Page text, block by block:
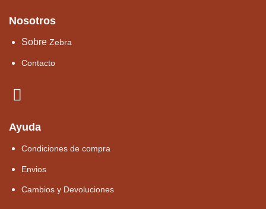
Nosotros
Sobre Zebra
Contacto
Ayuda
Condiciones de compra
Envios
Cambios y Devoluciones